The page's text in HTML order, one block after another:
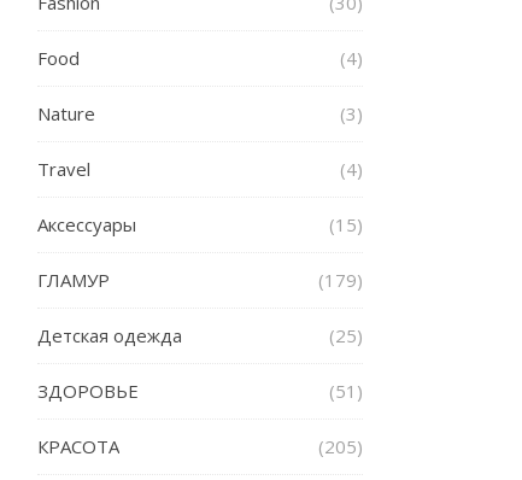
Food (4)
Nature (3)
Travel (4)
Аксессуары (15)
ГЛАМУР (179)
Детская одежда (25)
ЗДОРОВЬЕ (51)
КРАСОТА (205)